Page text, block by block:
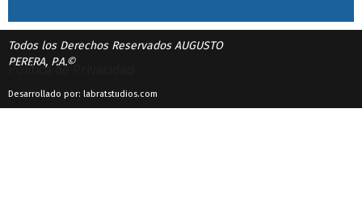
Todos los Derechos Reservados AUGUSTO
PERERA, P.A.©
Política de Privacidad
Desarrollado por: labratstudios.com